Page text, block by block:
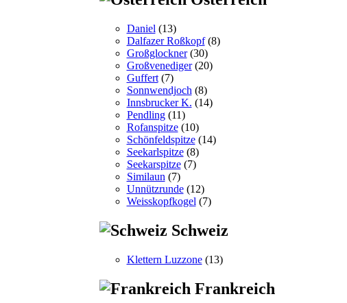
Daniel (13)
Dalfazer Roßkopf(8)
Großglockner(30)
Großvenediger(20)
Guffert(7)
Sonnwendjoch (8)
Innsbrucker K. (14)
Pendling(11)
Rofanspitze(10)
Schönfeldspitze(14)
Seekarlspitze(8)
Seekarspitze(7)
Similaun (7)
Unnützrunde(12)
Weisskopfkogel (7)
Schweiz
Klettern Luzzone(13)
Frankreich